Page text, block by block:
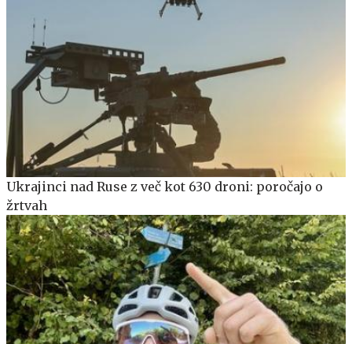
Ukrajinci nad Ruse z več kot 630 droni: poročajo o
žrtvah